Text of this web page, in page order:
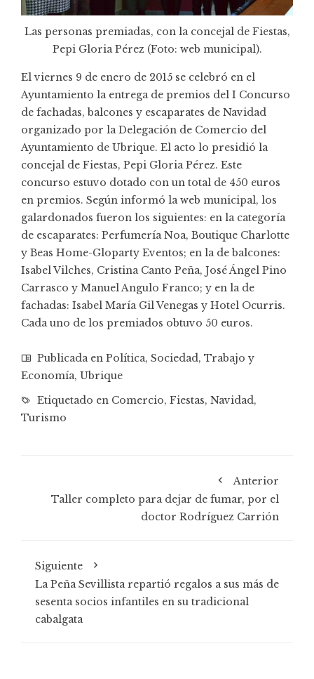
Las personas premiadas, con la concejal de Fiestas,
Pepi Gloria Pérez (Foto: web municipal).
El viernes 9 de enero de 2015 se celebró en el
Ayuntamiento la entrega de premios del I Concurso
de fachadas, balcones y escaparates de Navidad
organizado por la Delegación de Comercio del
Ayuntamiento de Ubrique. El acto lo presidió la
concejal de Fiestas, Pepi Gloria Pérez. Este
concurso estuvo dotado con un total de 450 euros
en premios. Según informó la web municipal, los
galardonados fueron los siguientes: en la categoría
de escaparates: Perfumería Noa, Boutique Charlotte
y Beas Home-Gloparty Eventos; en la de balcones:
Isabel Vilches, Cristina Canto Peña, José Ángel Pino
Carrasco y Manuel Angulo Franco; y en la de
fachadas: Isabel María Gil Venegas y Hotel Ocurris.
Cada uno de los premiados obtuvo 50 euros.
Publicada en Política, Sociedad, Trabajo y
Economía, Ubrique
Etiquetado en Comercio, Fiestas, Navidad,
Turismo
Anterior
Taller completo para dejar de fumar, por el
doctor Rodríguez Carrión
Siguiente
La Peña Sevillista repartió regalos a sus más de
sesenta socios infantiles en su tradicional
cabalgata